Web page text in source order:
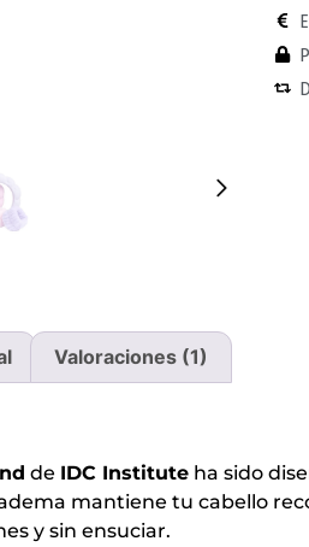
Valoraciones (1)
de IDC Institute ha sido
mantiene tu cabello
y sin ensuciar.